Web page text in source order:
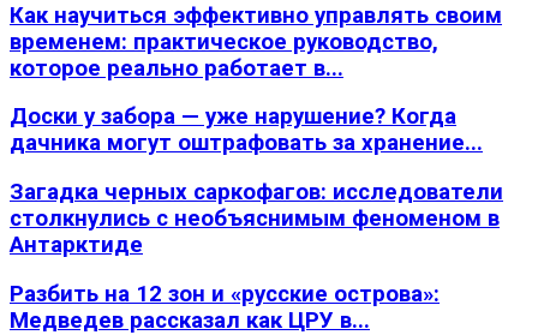
Как научиться эффективно управлять своим
временем: практическое руководство,
которое реально работает в...
Доски у забора — уже нарушение? Когда
дачника могут оштрафовать за хранение...
Загадка черных саркофагов: исследователи
столкнулись с необъяснимым феноменом в
Антарктиде
Разбить на 12 зон и «русские острова»:
Медведев рассказал как ЦРУ в...